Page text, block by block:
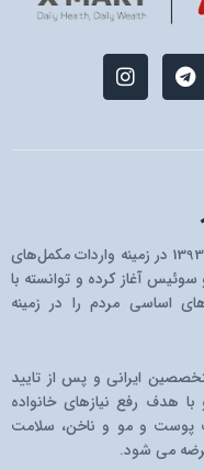
T
e
l
I
n
s
شرکت نیکان فارمد مهر فعالیت خود را از سال 1393 در زمینه واردات مکمل‌های
آغاز کرده و توانسته با
اساسی مردم را در زمینه
ایرانی و پس از تایید
رفع نیازهای خانواده
پوست و مو و ناخن، سلامت
می شود.